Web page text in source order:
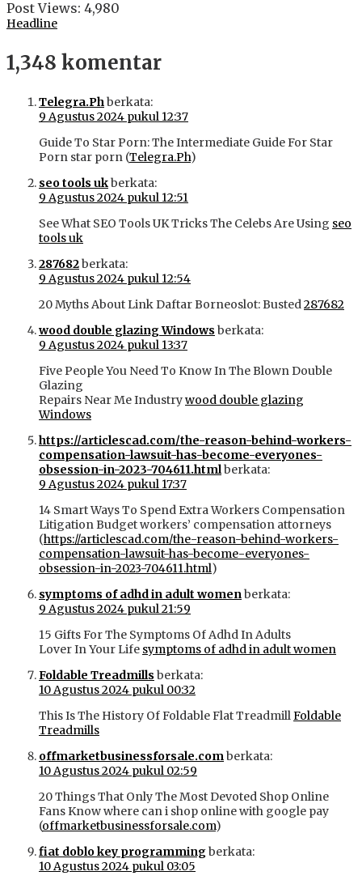
Post Views: 4,980
Headline
1,348 komentar
Telegra.Phberkata:
9 Agustus 2024 pukul 12:37
Guide To Star Porn: The Intermediate Guide For Star
Porn star porn (Telegra.Ph)
seo tools ukberkata:
9 Agustus 2024 pukul 12:51
See What SEO Tools UK Tricks The Celebs Are Using seo
tools uk
287682berkata:
9 Agustus 2024 pukul 12:54
20 Myths About Link Daftar Borneoslot: Busted287682
wood double glazing Windows berkata:
9 Agustus 2024 pukul 13:37
Five People You Need To Know In The Blown Double
Glazing
Repairs Near Me Industrywood double glazing
Windows
https://articlescad.com/the-reason-behind-workers-
compensation-lawsuit-has-become-everyones-
obsession-in-2023-704611.htmlberkata:
9 Agustus 2024 pukul 17:37
14 Smart Ways To Spend Extra Workers Compensation
Litigation Budget workers’ compensation attorneys
(https://articlescad.com/the-reason-behind-workers-
compensation-lawsuit-has-become-everyones-
obsession-in-2023-704611.html)
symptoms of adhd in adult womenberkata:
9 Agustus 2024 pukul 21:59
15 Gifts For The Symptoms Of Adhd In Adults
Lover In Your Life symptoms of adhd in adult women
Foldable Treadmills berkata:
10 Agustus 2024 pukul 00:32
This Is The History Of Foldable Flat TreadmillFoldable
Treadmills
offmarketbusinessforsale.comberkata:
10 Agustus 2024 pukul 02:59
20 Things That Only The Most Devoted Shop Online
Fans Know where can i shop online with google pay
(offmarketbusinessforsale.com)
fiat doblo key programmingberkata:
10 Agustus 2024 pukul 03:05